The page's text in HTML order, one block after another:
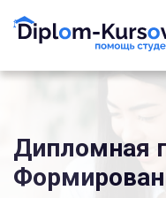
Дипломная